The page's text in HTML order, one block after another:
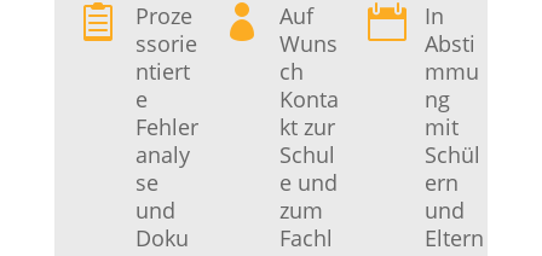

Proze
ssorie
ntiert
e
Fehler
analy
se
und
Doku

Auf
Wuns
ch
Konta
kt zur
Schul
e und
zum
Fachl

In
Absti
mmu
ng
mit
Schül
ern
und
Eltern